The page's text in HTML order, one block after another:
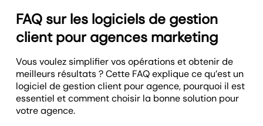
dizaines ou des centaines de clients, depuis une
seule plateforme flexible. Que vous ajoutiez des
clients ou des membres à votre équipe, le reporting
Voir les options d’autorisation
reporting client en marque blanche qui réunit toutes
les données. Trafic web, performances de
campagnes, qualité des leads—tout est centralisé.
vos clients pour un reporting à la fois évolutif et
personnalisé.
Créer des dashboards personnalisés
FAQ sur les logiciels de gestion
client pour agences marketing
Vous voulez simplifier vos opérations et obtenir de
meilleurs résultats ? Cette FAQ explique ce qu’est un
logiciel de gestion client pour agence, pourquoi il est
essentiel et comment choisir la bonne solution pour
votre agence.